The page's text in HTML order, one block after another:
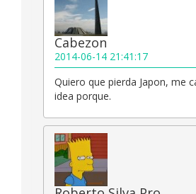
Cabezon
2014-06-14 21:41:17
Quiero que pierda Japon, me
idea porque.